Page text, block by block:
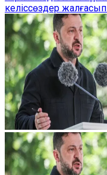
келіссөздер